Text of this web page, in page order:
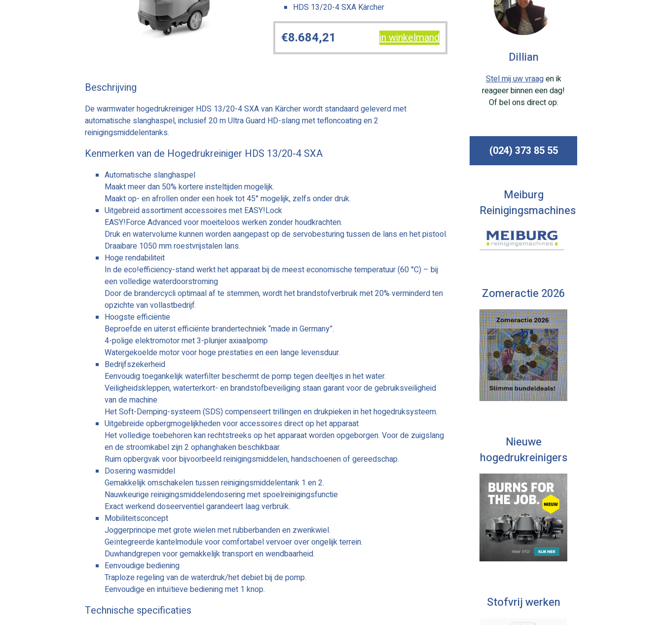
HDS 13/20-4 SXA Kärcher
€8.684,21 in winkelmand
Beschrijving
De warmwater hogedrukreiniger HDS 13/20-4 SXA van Kärcher wordt standaard geleverd met
automatische slanghaspel, inclusief 20 m Ultra Guard HD-slang met tefloncoating en 2
reinigingsmiddelentanks.
Kenmerken van de Hogedrukreiniger HDS 13/20-4 SXA
Automatische slanghaspel
Maakt meer dan 50% kortere insteltijden mogelijk.
Maakt op- en afrollen onder een hoek tot 45° mogelijk, zelfs onder druk.
Uitgebreid assortiment accessoires met EASY!Lock
EASY!Force Advanced voor moeiteloos werken zonder houdkrachten.
Druk en watervolume kunnen worden aangepast op de servobesturing tussen de lans en het pistool.
Draaibare 1050 mm roestvrijstalen lans.
Hoge rendabiliteit
In de eco!efficiency-stand werkt het apparaat bij de meest economische temperatuur (60 °C) – bij
een volledige waterdoorstroming
Door de brandercycli optimaal af te stemmen, wordt het brandstofverbruik met 20% verminderd ten
opzichte van vollastbedrijf.
Hoogste efficiëntie
Beproefde en uiterst efficiënte brandertechniek “made in Germany”.
4-polige elektromotor met 3-plunjer axiaalpomp
Watergekoelde motor voor hoge prestaties en een lange levensduur.
Bedrijfszekerheid
Eenvoudig toegankelijk waterfilter beschermt de pomp tegen deeltjes in het water.
Veiligheidskleppen, waterterkort- en brandstofbeveiliging staan garant voor de gebruiksveiligheid
van de machine
Het Soft-Demping-systeem (SDS) compenseert trillingen en drukpieken in het hogedruksysteem.
Uitgebreide opbergmogelijkheden voor accessoires direct op het apparaat
Het volledige toebehoren kan rechtstreeks op het apparaat worden opgeborgen. Voor de zuigslang
en de stroomkabel zijn 2 ophanghaken beschikbaar.
Ruim opbergvak voor bijvoorbeeld reinigingsmiddelen, handschoenen of gereedschap.
Dosering wasmiddel
Gemakkelijk omschakelen tussen reinigingsmiddelentank 1 en 2.
Nauwkeurige reinigingsmiddelendosering met spoelreinigingsfunctie
Exact werkend doseerventiel garandeert laag verbruik.
Mobiliteitsconcept
Joggerprincipe met grote wielen met rubberbanden en zwenkwiel.
Geïntegreerde kantelmodule voor comfortabel vervoer over ongelijk terrein.
Duwhandgrepen voor gemakkelijk transport en wendbaarheid.
Eenvoudige bediening
Traploze regeling van de waterdruk/het debiet bij de pomp.
Eenvoudige en intuïtieve bediening met 1 knop.
Technische specificaties
Dillian
Stel mij uw vraagen ik
reageer binnen een dag!
Of bel ons direct op:
(024) 373 85 55
Meiburg
Reinigingsmachines
Zomeractie 2026
Nieuwe
hogedrukreinigers
Stofvrij werken